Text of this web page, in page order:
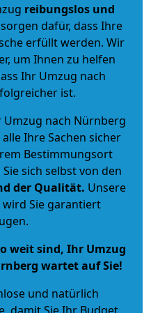
reibungslos und
dafür, dass Ihre
erfüllt werden. Wir
um Ihnen zu helfen
Ihr Umzug nach
ist.
Umzug nach Nürnberg
Ihre Sachen sicher
Bestimmungsort
sich selbst von den
der Qualität. Unsere
wird Sie garantiert
weit sind, Ihr Umzug
wartet auf Sie!
und natürlich
, damit Sie Ihr Budget